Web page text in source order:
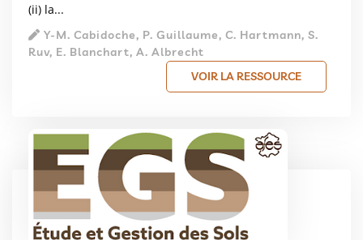
(ii) la...
Y-M. Cabidoche, P. Guillaume, C. Hartmann, S.
Ruv, E. Blanchart, A. Albrecht
VOIR LA RESSOURCE